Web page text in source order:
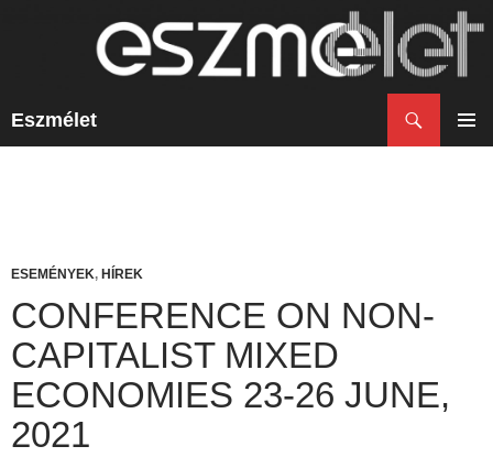
Eszmélet
ESEMÉNYEK, HÍREK
CONFERENCE ON NON-
CAPITALIST MIXED
ECONOMIES 23-26 JUNE,
2021